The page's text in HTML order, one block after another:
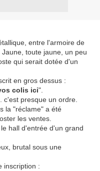
entre l'armoire de
toute jaune, un peu
qui serait dotée d'un
en gros dessus :
colis ici".
c'est presque un ordre.
la "réclame" a été
les ventes.
hall d'entrée d'un grand
brutal sous une
inscription :